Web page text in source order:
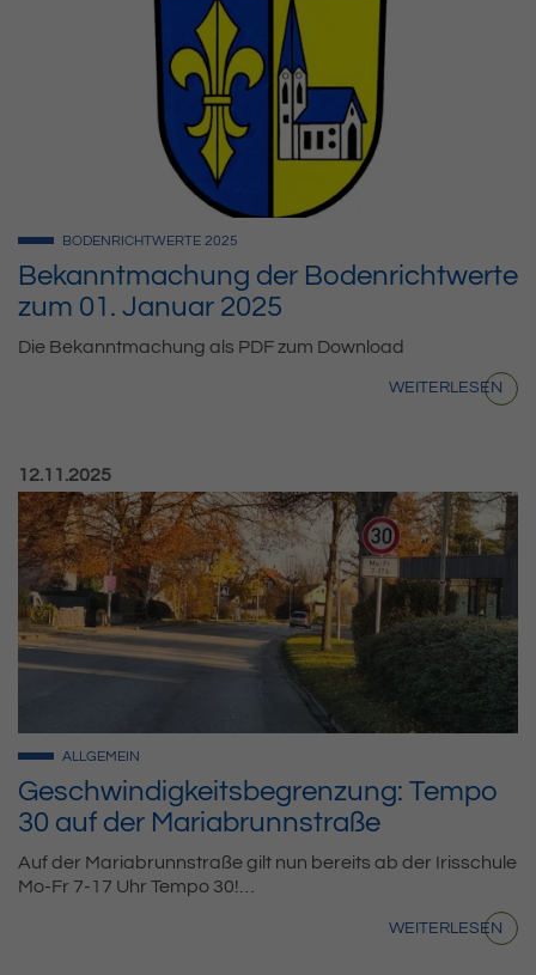
Bekanntmachung der Bodenrichtwerte
zum 01. Januar 2025
BODENRICHTWERTE 2025
Die Bekanntmachung als PDF zum Download
WEITERLESEN
Veröffentlicht am:
12.11.2025
Geschwindigkeitsbegrenzung: Tempo
30 auf der Mariabrunnstraße
ALLGEMEIN
Auf der Mariabrunnstraße gilt nun bereits ab der Irisschule
Mo-Fr 7-17 Uhr Tempo 30!…
WEITERLESEN